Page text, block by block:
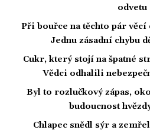
odvetu
Při bouřce na těchto pár
Jednu zásadní chybu
Cukr, který stojí na špatné
Vědci odhalili
Byl to rozlučkový zápas,
budoucnost
Chlapec snědl sýr a